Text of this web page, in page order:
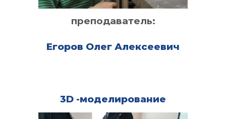
преподаватель:
Егоров Олег Алексеевич
3D -моделирование